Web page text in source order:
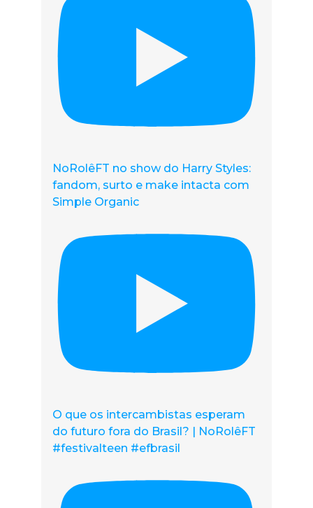
NoRolêFT no show do Harry Styles:
fandom, surto e make intacta com
Simple Organic
O que os intercambistas esperam
do futuro fora do Brasil? | NoRolêFT
#festivalteen #efbrasil